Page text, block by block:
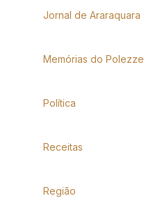
Jornal de Araraquara
Memórias do Polezze
Política
Receitas
Região